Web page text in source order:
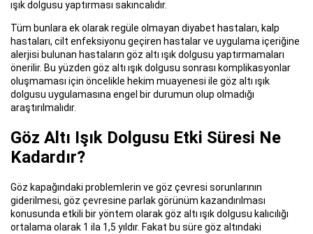
ışık dolgusu yaptırması sakıncalıdır.
Tüm bunlara ek olarak regüle olmayan diyabet hastaları, kalp
hastaları, cilt enfeksiyonu geçiren hastalar ve uygulama içeriğine
alerjisi bulunan hastaların göz altı ışık dolgusu yaptırmamaları
önerilir. Bu yüzden göz altı ışık dolgusu sonrası komplikasyonlar
oluşmaması için öncelikle hekim muayenesi ile göz altı ışık
dolgusu uygulamasına engel bir durumun olup olmadığı
araştırılmalıdır.
Göz Altı Işık Dolgusu Etki Süresi Ne
Kadardır?
Göz kapağındaki problemlerin ve göz çevresi sorunlarının
giderilmesi, göz çevresine parlak görünüm kazandırılması
konusunda etkili bir yöntem olarak göz altı ışık dolgusu kalıcılığı
ortalama olarak 1 ila 1,5 yıldır. Fakat bu süre göz altındaki